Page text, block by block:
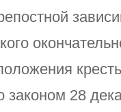
законом 28